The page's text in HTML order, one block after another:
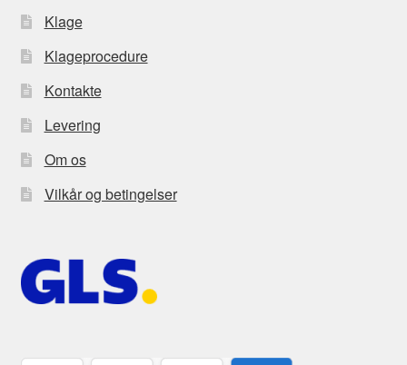
Klage
Klageprocedure
Kontakte
Levering
Om os
Vilkår og betingelser